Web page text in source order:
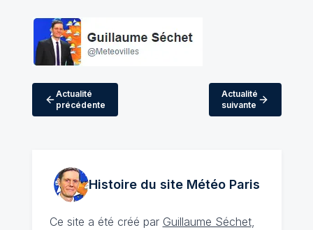
Actualité
précédente
Actualité
suivante
Histoire du site MétéoParis
Ce site a été créé par Guillaume Séchet,